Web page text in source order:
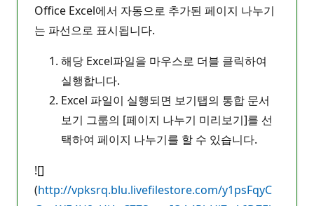
Office Excel에서 자동으로 추가된 페이지 나누기
는 파선으로 표시됩니다.
해당 Excel파일을 마우스로 더블 클릭하여
실행합니다.
Excel 파일이 실행되면 보기탭의 통합 문서
보기 그룹의 [페이지 나누기 미리보기]를 선
택하여 페이지 나누기를 할 수 있습니다.
![]
(http://vpksrq.blu.livefilestore.com/y1psFqyC